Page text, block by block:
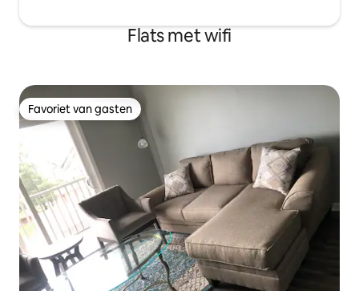
Flats met wifi
Favoriet van gasten
Favoriet van gasten